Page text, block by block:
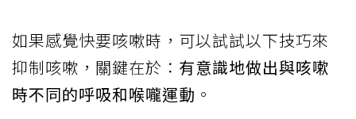
如果感覺快要咳嗽時，可以試試以下技巧來
抑制咳嗽，關鍵在於： 有意識地做出與咳嗽
時不同的呼吸和喉嚨運動 。